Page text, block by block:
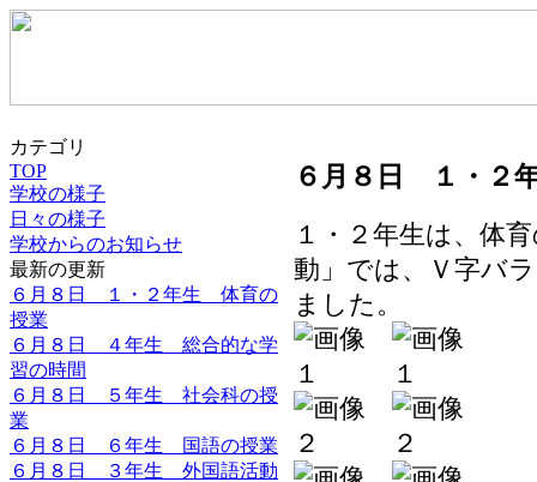
カテゴリ
TOP
学校の様子
日々の様子
学校からのお知らせ
最新の更新
６月８日 １・２年生 体育の
授業
６月８日 ４年生 総合的な学
習の時間
６月８日 ５年生 社会科の授
業
６月８日 ６年生 国語の授業
６月８日 ３年生 外国語活動
６月８日 １・２
１・２年生は、体
動」では、Ｖ字バ
ました。